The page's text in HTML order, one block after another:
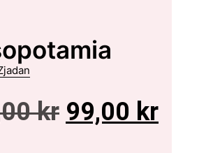
kr 99,00 kr